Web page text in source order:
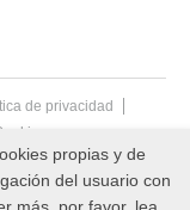
de privacidad
Princesa de
propias y de
del usuario con